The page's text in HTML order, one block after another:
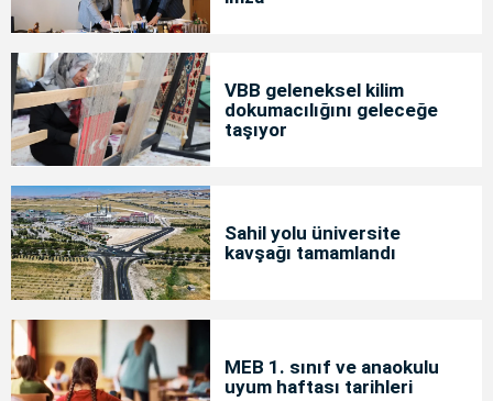
VBB geleneksel kilim
dokumacılığını geleceğe
taşıyor
Sahil yolu üniversite
kavşağı tamamlandı
MEB 1. sınıf ve anaokulu
uyum haftası tarihleri